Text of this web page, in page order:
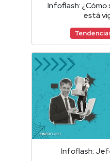
Infoflash: ¿Cómo
está
Infoflash: